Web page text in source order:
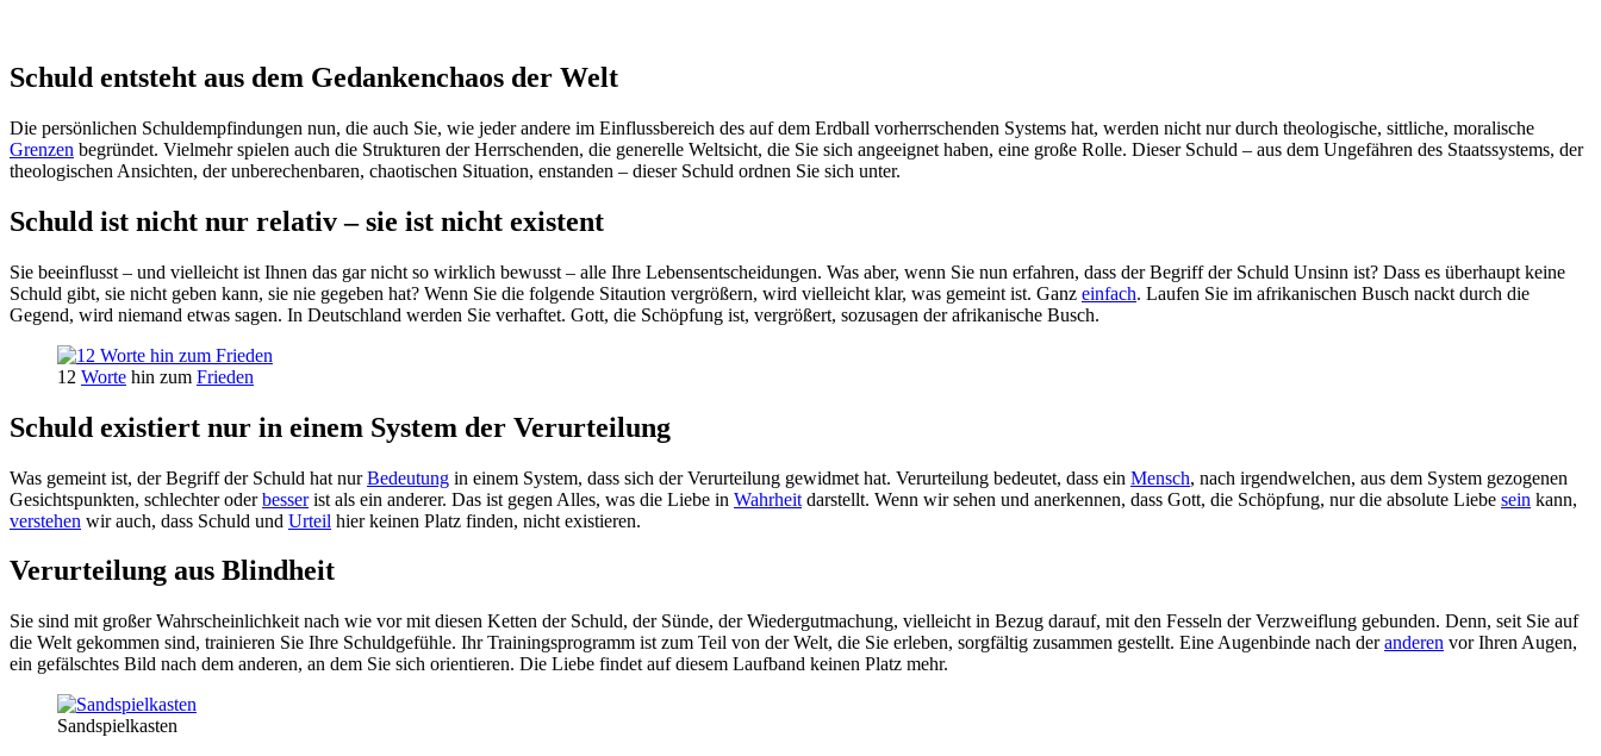
Schuld entsteht aus dem Gedankenchaos der Welt
Die persönlichen Schuldempfindungen nun, die auch Sie, wie jeder andere im Einflussbereich des auf dem Erdball vorherrschenden Systems hat, werden nicht nur durch theologische, sittliche, moralische
Grenzen begründet. Vielmehr spielen auch die Strukturen der Herrschenden, die generelle Weltsicht, die Sie sich angeeignet haben, eine große Rolle. Dieser Schuld – aus dem Ungefähren des Staatssystems, der
theologischen Ansichten, der unberechenbaren, chaotischen Situation, enstanden – dieser Schuld ordnen Sie sich unter.
Schuld ist nicht nur relativ – sie ist nicht existent
Sie beeinflusst – und vielleicht ist Ihnen das gar nicht so wirklich bewusst – alle Ihre Lebensentscheidungen. Was aber, wenn Sie nun erfahren, dass der Begriff der Schuld Unsinn ist? Dass es überhaupt keine
Schuld gibt, sie nicht geben kann, sie nie gegeben hat? Wenn Sie die folgende Sitaution vergrößern, wird vielleicht klar, was gemeint ist. Ganz einfach. Laufen Sie im afrikanischen Busch nackt durch die
Gegend, wird niemand etwas sagen. In Deutschland werden Sie verhaftet. Gott, die Schöpfung ist, vergrößert, sozusagen der afrikanische Busch.
12 Worte hin zum Frieden
Schuld existiert nur in einem System der Verurteilung
Was gemeint ist, der Begriff der Schuld hat nurBedeutung in einem System, dass sich der Verurteilung gewidmet hat. Verurteilung bedeutet, dass ein Mensch, nach irgendwelchen, aus dem System gezogenen
Gesichtspunkten, schlechter oderbesserist als ein anderer. Das ist gegen Alles, was die Liebe in Wahrheit darstellt. Wenn wir sehen und anerkennen, dass Gott, die Schöpfung, nur die absolute Liebe sein kann,
verstehen wir auch, dass Schuld und Urteil hier keinen Platz finden, nicht existieren.
Verurteilung aus Blindheit
Sie sind mit großer Wahrscheinlichkeit nach wie vor mit diesen Ketten der Schuld, der Sünde, der Wiedergutmachung, vielleicht in Bezug darauf, mit den Fesseln der Verzweiflung gebunden. Denn, seit Sie auf
die Welt gekommen sind, trainieren Sie Ihre Schuldgefühle. Ihr Trainingsprogramm ist zum Teil von der Welt, die Sie erleben, sorgfältig zusammen gestellt. Eine Augenbinde nach deranderen vor Ihren Augen,
ein gefälschtes Bild nach dem anderen, an dem Sie sich orientieren. Die Liebe findet auf diesem Laufband keinen Platz mehr.
Sandspielkasten